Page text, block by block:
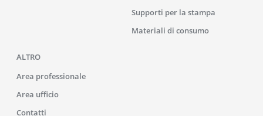
Supporti per la stampa
Materiali di consumo
ALTRO
Area professionale
Area ufficio
Contatti